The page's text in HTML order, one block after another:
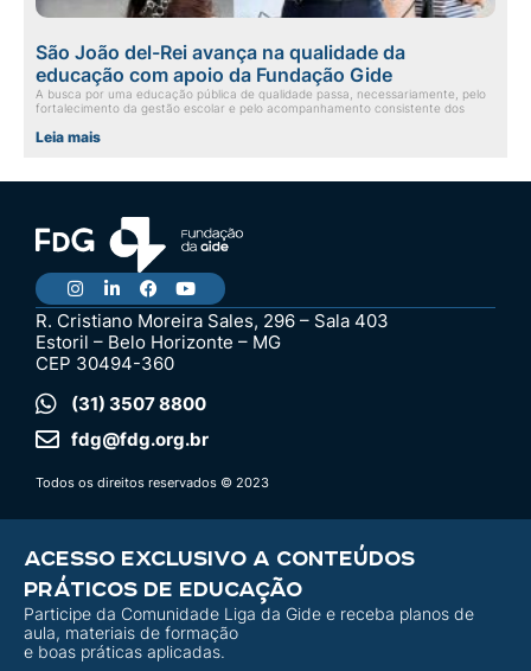
São João del-Rei avança na qualidade da
educação com apoio da Fundação Gide
A busca por uma educação pública de qualidade passa, necessariamente, pelo
fortalecimento da gestão escolar e pelo acompanhamento consistente dos
Leia mais
R. Cristiano Moreira Sales, 296 – Sala 403
Estoril – Belo Horizonte – MG
CEP 30494-360
(31) 3507 8800
fdg@fdg.org.br
Todos os direitos reservados © 2023
ACESSO EXCLUSIVO A CONTEÚDOS
PRÁTICOS DE EDUCAÇÃO
Participe da Comunidade Liga da Gide e receba planos de
aula, materiais de formação
e boas práticas aplicadas.